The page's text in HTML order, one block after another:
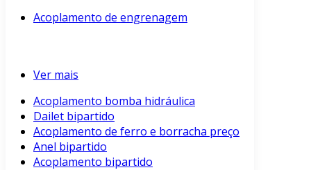
Acoplamento de engrenagem
Ver mais
Acoplamento bomba hidráulica
Dailet bipartido
Acoplamento de ferro e borracha preço
Anel bipartido
Acoplamento bipartido